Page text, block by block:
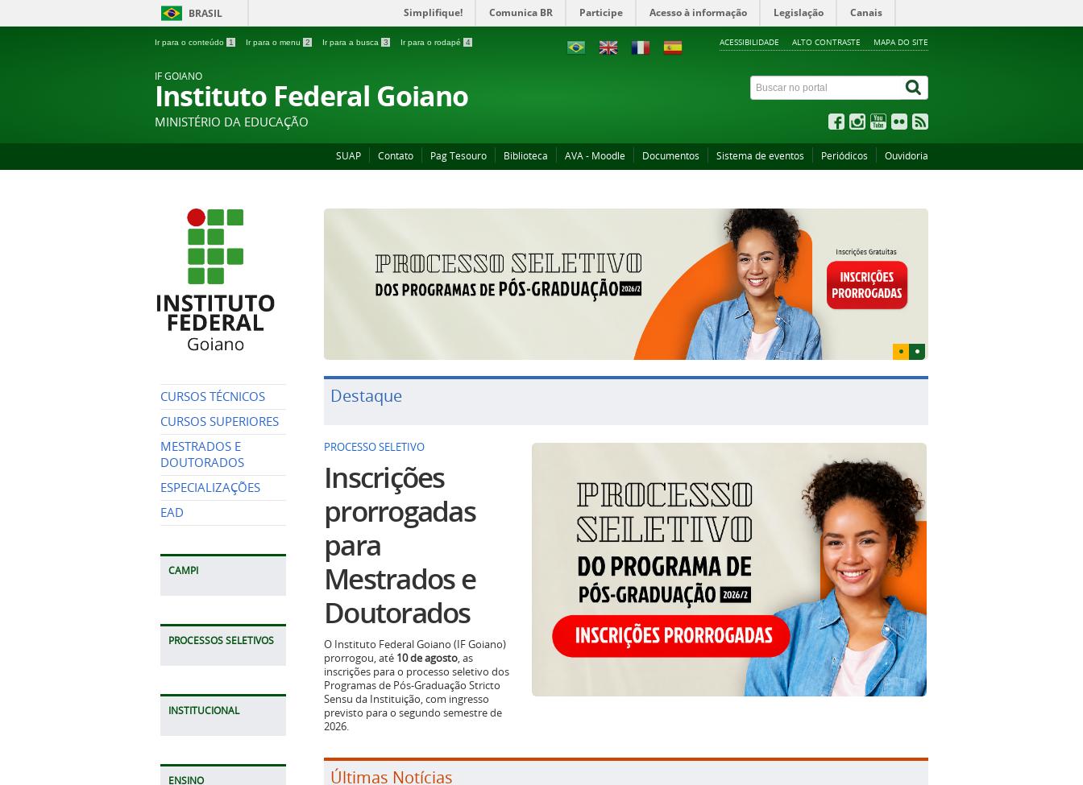
BRASIL Simplifique! Comunica BR Participe Acesso à informação Legislação Canais
Ir para o conteúdo 1 Ir para o menu 2 Ir para a busca 3 Ir para o rodapé 4 ACESSIBILIDADE ALTO CONTRASTE MAPA DO SITE
IF GOIANO
Instituto Federal Goiano
MINISTÉRIO DA EDUCAÇÃO
SUAP Contato Pag Tesouro Biblioteca AVA - Moodle Documentos Sistema de eventos Periódicos Ouvidoria
CURSOS TÉCNICOS
CURSOS SUPERIORES
MESTRADOS E
DOUTORADOS
ESPECIALIZAÇÕES
EAD
CAMPI
PROCESSOS SELETIVOS
INSTITUCIONAL
ENSINO
Destaque
PROCESSO SELETIVO
Inscrições
prorrogadas
para
Mestrados e
Doutorados
O Instituto Federal Goiano (IF Goiano)
prorrogou, até 10 de agosto, as
inscrições para o processo seletivo dos
Programas de Pós-Graduação Stricto
Sensu da Instituição, com ingresso
previsto para o segundo semestre de
2026.
Últimas Notícias